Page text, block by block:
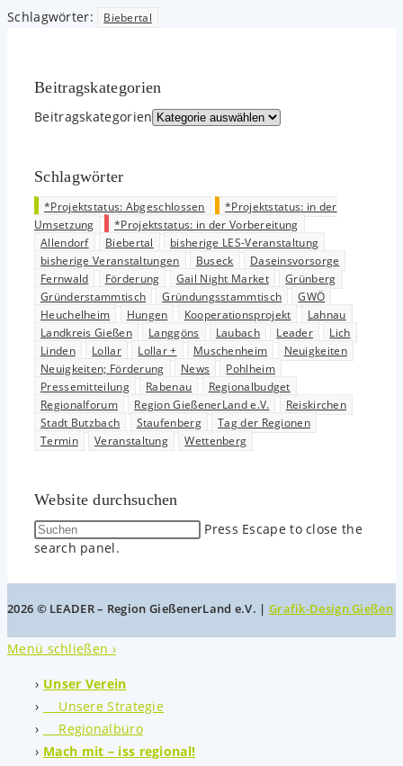
Schlagwörter: Biebertal
Beitrags­kategorien
Beitrags­kategorien
Schlagwörter
*Projektstatus: Abgeschlossen
*Projektstatus: in der
Umsetzung
*Projektstatus: in der Vorbereitung
Allendorf
Biebertal
bisherige LES-Veranstaltung
bisherige Veranstaltungen
Buseck
Daseinsvorsorge
Fernwald
Förderung Gail Night Market
Grünberg
Gründerstammtisch
Gründungsstammtisch
GWÖ
Heuchelheim
Hungen Kooperationsprojekt
Lahnau
Landkreis Gießen
Langgöns Laubach Leader
Lich
Linden
Lollar Lollar + Muschenheim
Neuigkeiten
Neuigkeiten; Förderung
News
Pohlheim
Pressemitteilung
Rabenau
Regionalbudget
Regionalforum
Region GießenerLand e.V.
Reiskirchen
Stadt Butzbach
Staufenberg
Tag der Regionen
Termin
Veranstaltung Wettenberg
Website durchsuchen
Press Escape to close the
search panel.
2026 © LEADER – Region GießenerLand e.V. | Grafik-Design Gießen
Menü schließen ›
Unser Verein
Unsere Strategie
Regionalbüro
Mach mit – iss regional!